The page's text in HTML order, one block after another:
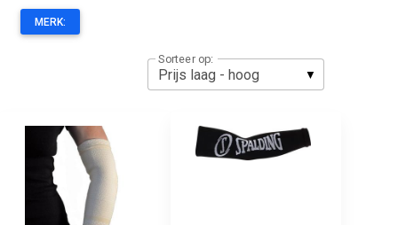
MERK:
Sorteer op: